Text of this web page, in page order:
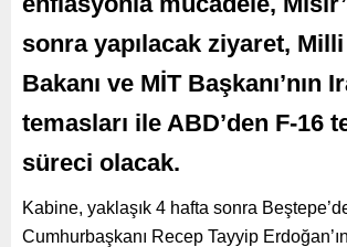
sonra yapılacak ziyaret,
Bakanı ve MİT Başkanı’nın
temasları ile ABD’den F-16
süreci olacak.
Kabine, yaklaşık 4 hafta sonra
Cumhurbaşkanı Recep Tayyip